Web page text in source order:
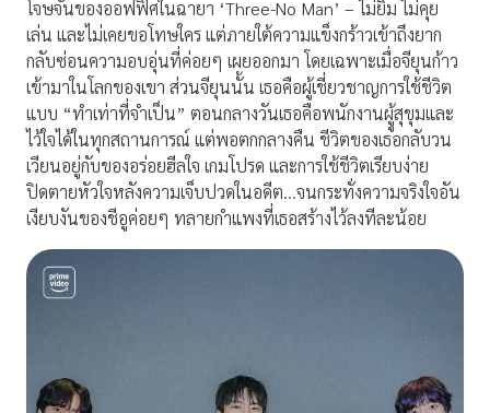
โจษจันของออฟฟิศในฉายา ‘Three-No Man’ – ไม่ยิ้ม ไม่คุย
เล่น และไม่เคยขอโทษใคร แต่ภายใต้ความแข็งกร้าวเข้าถึงยาก
กลับซ่อนความอบอุ่นที่ค่อยๆ เผยออกมา โดยเฉพาะเมื่อจียุนก้าว
เข้ามาในโลกของเขา ส่วนจียุนนั้น เธอคือผู้เชี่ยวชาญการใช้ชีวิต
แบบ “ทำเท่าที่จำเป็น” ตอนกลางวันเธอคือพนักงานผูู้สุขุมและ
ไว้ใจได้ในทุกสถานการณ์ แต่พอตกกลางคืน ชีวิตของเธอกลับวน
เวียนอยู่กับของอร่อยฮีลใจ เกมโปรด และการใช้ชีวิตเรียบง่าย
ปิดตายหัวใจหลังความเจ็บปวดในอดีต…จนกระทั่งความจริงใจอัน
เงียบงันของชีอูค่อยๆ ทลายกำแพงที่เธอสร้างไว้ลงทีละน้อย